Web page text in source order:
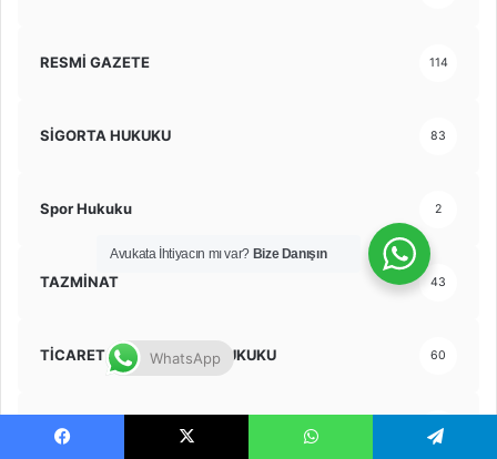
RESMİ GAZETE 114
SİGORTA HUKUKU 83
Spor Hukuku 2
TAZMİNAT 43
TİCARET VE ŞİRKETLER HUKUKU 60
TRAFİK HUKUKU 32
Avukata İhtiyacın mı var? Bize Danışın
WhatsApp